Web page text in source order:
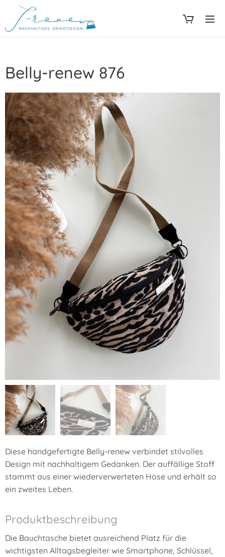
Belly-renew 876
Diese handgefertigte Belly-renew verbindet stilvolles
Design mit nachhaltigem Gedanken. Der auffällige Stoff
stammt aus einer wiederverwerteten Hose und erhält so
ein zweites Leben.
Produktbeschreibung
Die Bauchtasche bietet ausreichend Platz für die
wichtigsten Alltagsbegleiter wie Smartphone, Schlüssel,